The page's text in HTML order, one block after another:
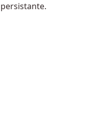
persistante.